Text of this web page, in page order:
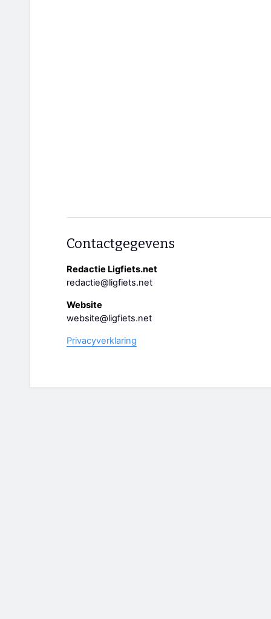
Contactgegevens
Redactie Ligfiets.net
redactie@ligfiets.net
Website
website@ligfiets.net
Privacyverklaring